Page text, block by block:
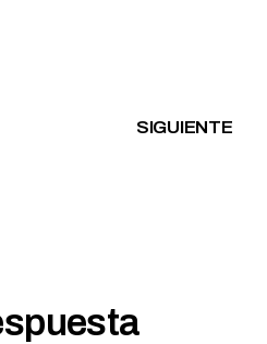
SIGUIENTE